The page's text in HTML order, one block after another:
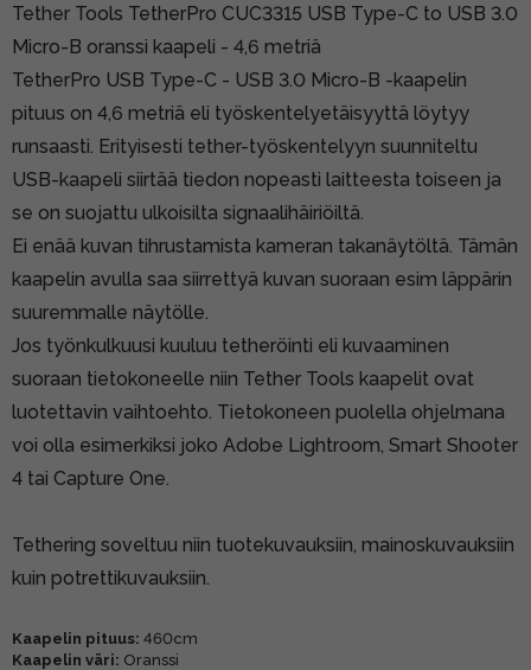
Tether Tools TetherPro CUC3315 USB Type-C to USB 3.0
Micro-B oranssi kaapeli - 4,6 metriä
TetherPro USB Type-C - USB 3.0 Micro-B -kaapelin
pituus on 4,6 metriä eli työskentelyetäisyyttä löytyy
runsaasti. Erityisesti tether-työskentelyyn suunniteltu
USB-kaapeli siirtää tiedon nopeasti laitteesta toiseen ja
se on suojattu ulkoisilta signaalihäiriöiltä.
Ei enää kuvan tihrustamista kameran takanäytöltä. Tämän
kaapelin avulla saa siirrettyä kuvan suoraan esim läppärin
suuremmalle näytölle.
Jos työnkulkuusi kuuluu tetheröinti eli kuvaaminen
suoraan tietokoneelle niin Tether Tools kaapelit ovat
luotettavin vaihtoehto. Tietokoneen puolella ohjelmana
voi olla esimerkiksi joko Adobe Lightroom, Smart Shooter
4 tai Capture One.
Tethering soveltuu niin tuotekuvauksiin, mainoskuvauksiin
kuin potrettikuvauksiin.
Kaapelin pituus: 460cm
Kaapelin väri: Oranssi